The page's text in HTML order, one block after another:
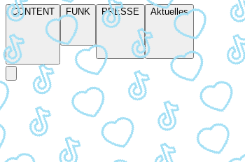
CONTENT FUNK PRESSE Aktuelles